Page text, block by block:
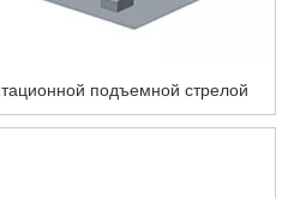
подъемной стрелой